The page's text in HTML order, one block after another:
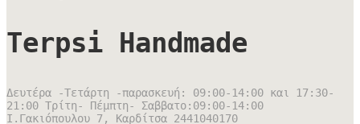
Terpsi Handmade
Δευτέρα -Τετάρτη -παρασκευή: 09:00-14:00 και 17:30-
21:00 Τρίτη- Πέμπτη- Σαββατο:09:00-14:00
Ι.Γακιόπουλου 7, Καρδίτσα 2441040170